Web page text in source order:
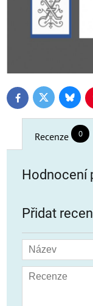
FacebookTwitter
Recenze 0
Hodnocení
Přidat